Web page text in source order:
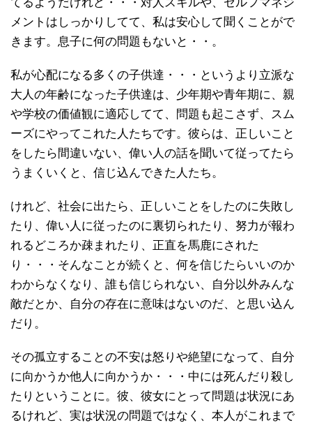
メントはしっかりしてて、私は安心して聞くことがで
きます。息子に何の問題もないと・・。
私が心配になる多くの子供達・・・というより立派な
大人の年齢になった子供達は、少年期や青年期に、親
や学校の価値観に適応してて、問題も起こさず、スム
ーズにやってこれた人たちです。彼らは、正しいこと
をしたら間違いない、偉い人の話を聞いて従ってたら
うまくいくと、信じ込んできた人たち。
けれど、社会に出たら、正しいことをしたのに失敗し
たり、偉い人に従ったのに裏切られたり、努力が報わ
れるどころか疎まれたり、正直を馬鹿にされた
り・・・そんなことが続くと、何を信じたらいいのか
わからなくなり、誰も信じられない、自分以外みんな
敵だとか、自分の存在に意味はないのだ、と思い込ん
だり。
その孤立することの不安は怒りや絶望になって、自分
に向かうか他人に向かうか・・・中には死んだり殺し
たりということに。彼、彼女にとって問題は状況にあ
るけれど、実は状況の問題ではなく、本人がこれまで